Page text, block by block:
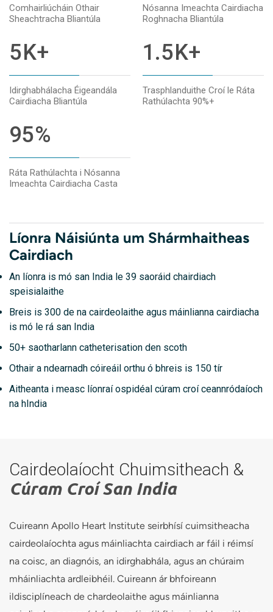
Comhairliúcháin Othair
Sheachtracha Bliantúla
Nósanna Imeachta Cairdiacha
Roghnacha Bliantúla
5K+
Idirghabhálacha Éigeandála
Cairdiacha Bliantúla
1.5K+
Trasphlanduithe Croí le Ráta
Rathúlachta 90%+
95%
Ráta Rathúlachta i Nósanna
Imeachta Cairdiacha Casta
Líonra Náisiúnta um Shármhaitheas
Cairdiach
An líonra is mó san India le 39 saoráid chairdiach
speisialaithe
Breis is 300 de na cairdeolaithe agus máinlianna cairdiacha
is mó le rá san India
50+ saotharlann catheterisation den scoth
Othair a ndearnadh cóireáil orthu ó bhreis is 150 tír
Aitheanta i measc líonraí ospidéal cúram croí ceannródaíoch
na hIndia
Cairdeolaíocht Chuimsitheach &
Cúram Croí San India
Cuireann Apollo Heart Institute seirbhísí cuimsitheacha
cairdeolaíochta agus máinliachta cairdiach ar fáil i réimsí
na coisc, an diagnóis, an idirghabhála, agus an chúraim
mháinliachta ardleibhéil. Cuireann ár bhfoireann
ildisciplíneach de chardeolaithe agus máinlianna